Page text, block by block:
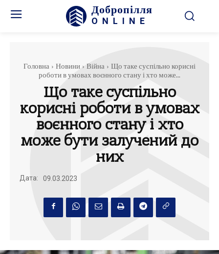
Добропілля
ONLINE
Головна Новини Війна
Що таке суспільно корисні
роботи в умовах воєнного стану і хто може...
Що таке суспільно
корисні роботи в умовах
воєнного стану і хто
може бути залучений до
них
Дата: 09.03.2023